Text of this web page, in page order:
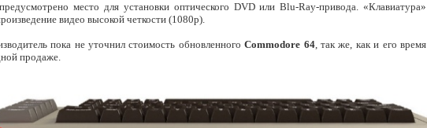
место для установки оптического DVD или Blu-Ray-привода. «Клавиатура»
видео высокой четкости (1080р).
пока не уточнил стоимость обновленногоCommodore 64, так же, как и его время
продаже.